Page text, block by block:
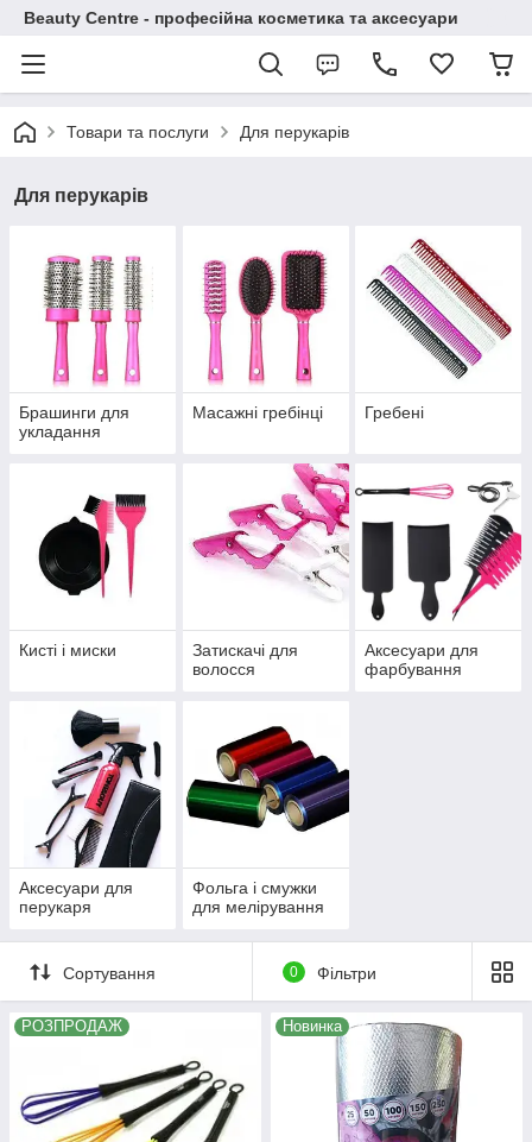
Beauty Centre - професійна косметика та аксесуари
Товари та послуги Для перукарів
Для перукарів
Брашинги для
укладання
Масажні гребінці Гребені
Кисті і миски
Затискачі для
волосся
Аксесуари для
фарбування
Аксесуари для
перукаря
Фольга і смужки
для мелірування
Сортування 0 Фільтри
РОЗПРОДАЖ Новинка